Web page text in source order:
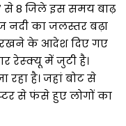
से 8 जिले इस समय बाढ़
नदी का जलस्तर बढ़ा
के आदेश दिए गए
रेस्क्यू में जुटी है।
रहा है। जहां बोट से
से फंसे हुए लोगों का